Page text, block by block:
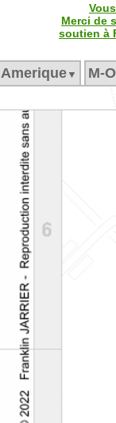
Merci de
soutien à
Amerique ▼ M‑O